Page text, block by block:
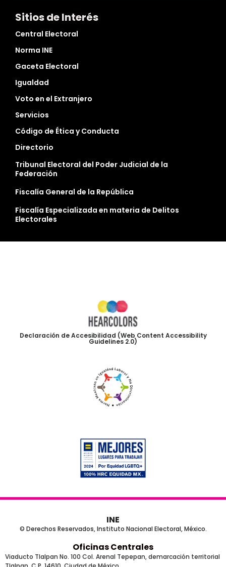
Sitios de Interés
Central Electoral
Norma INE
Gaceta Electoral
Igualdad
Voto en el Extranjero
Servicios
Código de Ética y Conducta
Directorio
Tribunal Electoral del Poder Judicial de la
Federación
Fiscalía General de la República
Fiscalía Especializada en materia de Delitos
Electorales
Declaración de Accesibilidad (Web Content Accessibility
Guidelines 2.0)
INE
© Derechos Reservados, Instituto Nacional Electoral, México.
Oficinas Centrales
Viaducto Tlalpan No. 100 Col. Arenal Tepepan, demarcación territorial